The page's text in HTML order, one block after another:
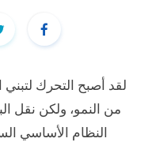
لقد أصبح التحرك
من النمو، ولكن نقل
النظام الأساسي